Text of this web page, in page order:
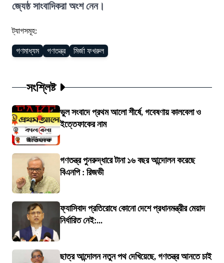
জ্যেষ্ঠ সাংবাদিকরা অংশ নেন।
ট্যাগসমূহ:
গণমাধ্যম গণতন্ত্র মির্জা ফখরুল
সংশ্লিষ্ট
ভুল সংবাদে প্রথম আলো শীর্ষে, গবেষণায় কালবেলা ও
ইত্তেফাকের নাম
গণতন্ত্র পুনরুদ্ধারে টানা ১৬ বছর আন্দোলন করেছে
বিএনপি : রিজভী
ফ্যাসিবাদ প্রতিরোধে কোনো দেশে প্রধানমন্ত্রীর মেয়াদ
নির্ধারিত নেই:...
ছাত্র আন্দোলন নতুন পথ দেখিয়েছে, গণতন্ত্র আনতে চাই